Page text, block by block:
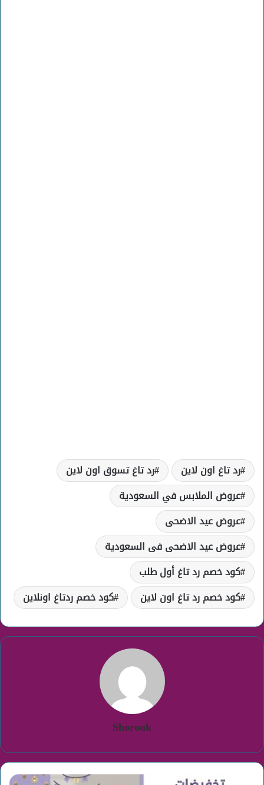
رد تاغ اون لاين
رد تاغ تسوق اون لاين
عروض الملابس في السعودية
عروض عيد الاضحى
عروض عيد الاضحى فى السعودية
كود خصم رد تاغ أول طلب
كود خصم رد تاغ اون لاين
كود خصم ردتاغ اونلاين
Shorouk